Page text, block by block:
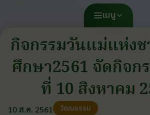
เมนู
กิจกรรมวันแม่แห่ง
ศึกษา2561 จัดกิจก
ที่ 10 สิงหาคม
10 ส.ค. 2561 วัฒนธรรม